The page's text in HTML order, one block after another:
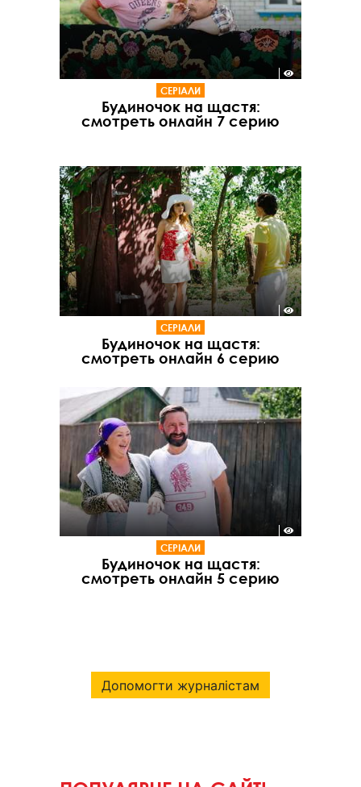
СЕРІАЛИ
Будиночок на щастя:
смотреть онлайн 7 серию
СЕРІАЛИ
Будиночок на щастя:
смотреть онлайн 6 серию
СЕРІАЛИ
Будиночок на щастя:
смотреть онлайн 5 серию
Допомогти журналістам